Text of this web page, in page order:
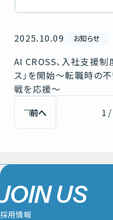
2025.10.09 お知らせ
AI CROSS、入社支援制
ス」を開始～転職時の
戦を応援～
前へ 1
JOIN US
採用情報